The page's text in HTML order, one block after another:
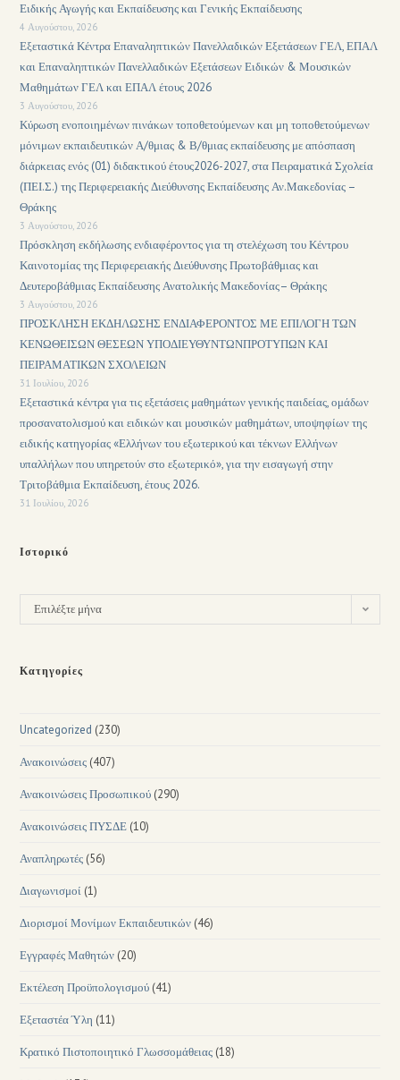
Ειδικής Αγωγής και Εκπαίδευσης και Γενικής Εκπαίδευσης
4 Αυγούστου, 2026
Εξεταστικά Κέντρα Επαναληπτικών Πανελλαδικών Εξετάσεων ΓΕΛ, ΕΠΑΛ
και Επαναληπτικών Πανελλαδικών Εξετάσεων Ειδικών & Μουσικών
Μαθημάτων ΓΕΛ και ΕΠΑΛ έτους 2026
3 Αυγούστου, 2026
Κύρωση ενοποιημένων πινάκων τοποθετούμενων και μη τοποθετούμενων
μόνιμων εκπαιδευτικών Α/θμιας & Β/θμιας εκπαίδευσης με απόσπαση
διάρκειας ενός (01) διδακτικού έτους2026-2027, στα Πειραματικά Σχολεία
(ΠΕΙ.Σ.) της Περιφερειακής Διεύθυνσης Εκπαίδευσης Αν.Μακεδονίας –
Θράκης
3 Αυγούστου, 2026
Πρόσκληση εκδήλωσης ενδιαφέροντος για τη στελέχωση του Κέντρου
Καινοτομίας της Περιφερειακής Διεύθυνσης Πρωτοβάθμιας και
Δευτεροβάθμιας Εκπαίδευσης Ανατολικής Μακεδονίας– Θράκης
3 Αυγούστου, 2026
ΠΡΟΣΚΛΗΣΗ ΕΚΔΗΛΩΣΗΣ ΕΝΔΙΑΦΕΡΟΝΤΟΣ ΜΕ ΕΠΙΛΟΓΗ ΤΩΝ
ΚΕΝΩΘΕΙΣΩΝ ΘΕΣΕΩΝ ΥΠΟΔΙΕΥΘΥΝΤΩΝΠΡΟΤΥΠΩΝ ΚΑΙ
ΠΕΙΡΑΜΑΤΙΚΩΝ ΣΧΟΛΕΙΩΝ
31 Ιουλίου, 2026
Εξεταστικά κέντρα για τις εξετάσεις μαθημάτων γενικής παιδείας, ομάδων
προσανατολισμού και ειδικών και μουσικών μαθημάτων, υποψηφίων της
ειδικής κατηγορίας «Ελλήνων του εξωτερικού και τέκνων Ελλήνων
υπαλλήλων που υπηρετούν στο εξωτερικό», για την εισαγωγή στην
Τριτοβάθμια Εκπαίδευση, έτους 2026.
31 Ιουλίου, 2026
Ιστορικό
Επιλέξτε μήνα
Κατηγορίες
Uncategorized (230)
Ανακοινώσεις (407)
Ανακοινώσεις Προσωπικού (290)
Ανακοινώσεις ΠΥΣΔΕ (10)
Αναπληρωτές (56)
Διαγωνισμοί (1)
Διορισμοί Μονίμων Εκπαιδευτικών (46)
Εγγραφές Μαθητών (20)
Εκτέλεση Προϋπολογισμού (41)
Εξεταστέα Ύλη (11)
Κρατικό Πιστοποιητικό Γλωσσομάθειας (18)